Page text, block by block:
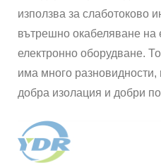
използва за слаботоково
вътрешно окабеляване на
електронно оборудване.
има много
добра изолация и добри